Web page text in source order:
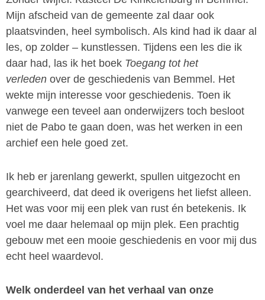
Mijn afscheid van de gemeente zal daar ook
plaatsvinden, heel symbolisch. Als kind had ik daar al
les, op zolder – kunstlessen. Tijdens een les die ik
daar had, las ik het boek Toegang tot het
verleden over de geschiedenis van Bemmel. Het
wekte mijn interesse voor geschiedenis. Toen ik
vanwege een teveel aan onderwijzers toch besloot
niet de Pabo te gaan doen, was het werken in een
archief een hele goed zet.
Ik heb er jarenlang gewerkt, spullen uitgezocht en
gearchiveerd, dat deed ik overigens het liefst alleen.
Het was voor mij een plek van rust én betekenis. Ik
voel me daar helemaal op mijn plek. Een prachtig
gebouw met een mooie geschiedenis en voor mij dus
echt heel waardevol.
Welk onderdeel van het verhaal van onze